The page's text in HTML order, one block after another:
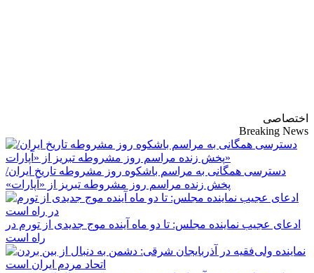
اختصاصی
Breaking News
دسترسی همگانی به مراسم باشکوه روز مشروطه تاریخ ایران/
پخش زنده مراسم روز مشروطه تبریز از «آپارات»
ادعای عجیب نماینده مجلس: تا دو ماه آینده موج جدیدی از تورم در
راه است